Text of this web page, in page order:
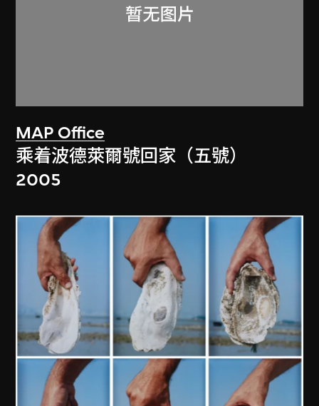
MAP Office
乘着波德萊爾號回家（五號）
2005